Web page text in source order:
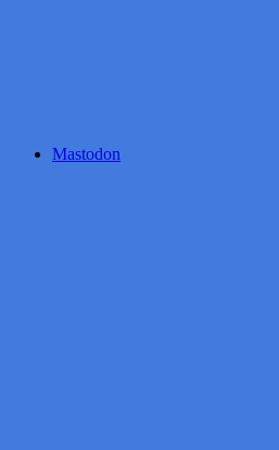
Mastodon